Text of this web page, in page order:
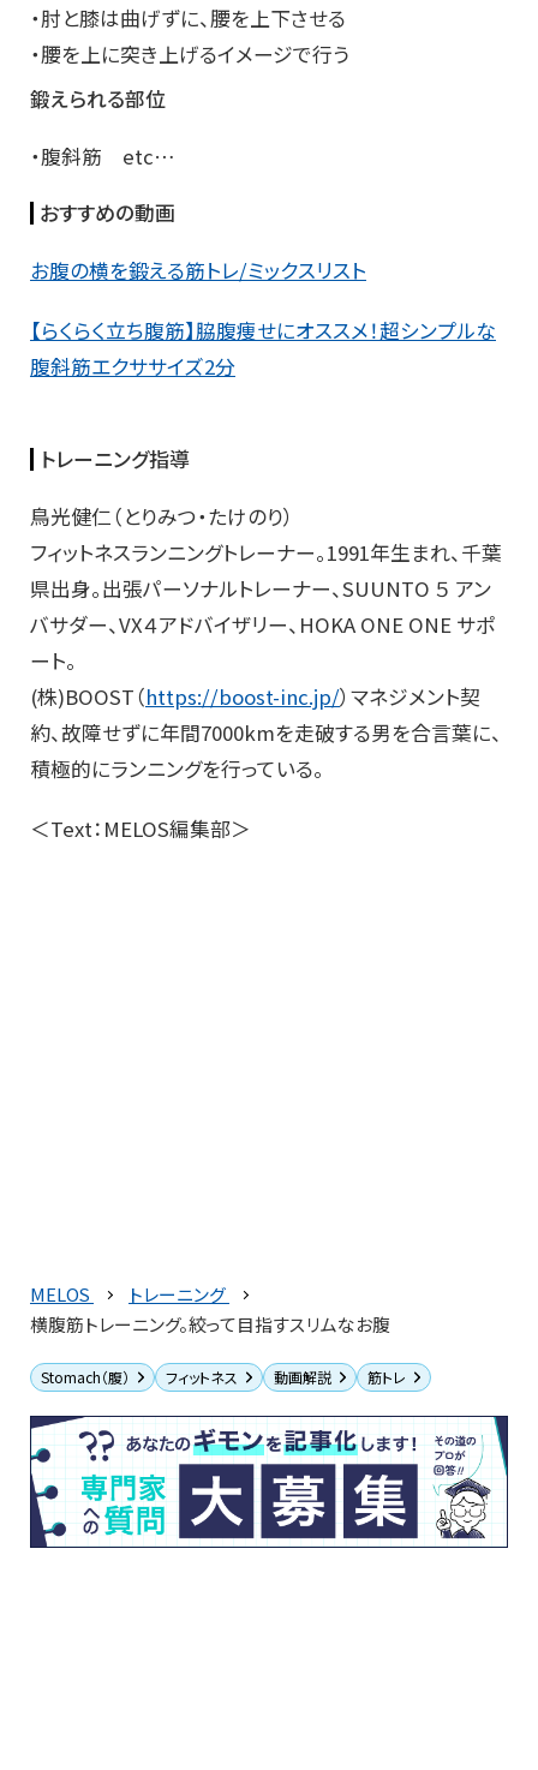
・肘と膝は曲げずに、腰を上下させる
・腰を上に突き上げるイメージで行う
鍛えられる部位
・腹斜筋 etc…
おすすめの動画
お腹の横を鍛える筋トレ/ミックスリスト
【らくらく立ち腹筋】脇腹痩せにオススメ！超シンプルな
腹斜筋エクササイズ2分
トレーニング指導
鳥光健仁（とりみつ・たけのり）
フィットネスランニングトレーナー。1991年生まれ、千葉
県出身。出張パーソナルトレーナー、SUUNTO ５ アン
バサダー、VX４アドバイザリー、HOKA ONE ONE サポ
ート。
(株)BOOST（https://boost-inc.jp/）マネジメント契
約、故障せずに年間7000kmを走破する男を合言葉に、
積極的にランニングを行っている。
＜Text：MELOS編集部＞
MELOS
トレーニング
横腹筋トレーニング。絞って目指すスリムなお腹
Stomach（腹） フィットネス 動画解説 筋トレ